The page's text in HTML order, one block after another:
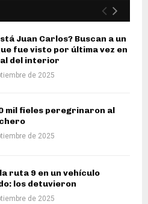
Juan Carlos? Buscan a un
fue visto por última vez en
del interior
de 2025
mil fieles peregrinaron al
de 2025
ruta 9 en un vehículo
los detuvieron
de 2025